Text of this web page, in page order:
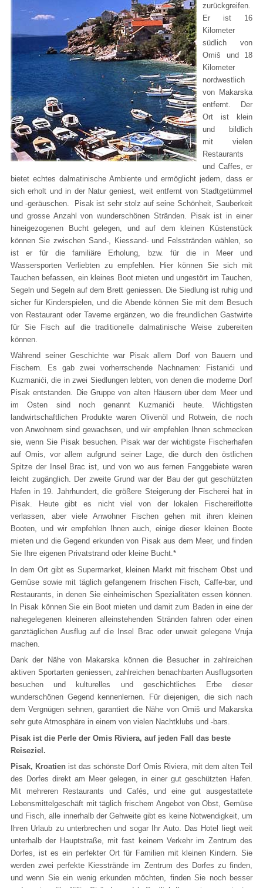
zurückgreifen.
Er ist 16
Kilometer
südlich von
Omiš und 18
Kilometer
nordwestlich
von Makarska
entfernt. Der
Ort ist klein
und bildlich
mit vielen
Restaurants
und Caffes, er
bietet echtes dalmatinische Ambiente und ermöglicht jedem, dass er
sich erholt und in der Natur geniest, weit entfernt von Stadtgetümmel
und -geräuschen. Pisak ist sehr stolz auf seine Schönheit, Sauberkeit
und grosse Anzahl von wunderschönen Stränden. Pisak ist in einer
hineigezogenen Bucht gelegen, und auf dem kleinen Küstenstück
können Sie zwischen Sand-, Kiessand- und Felsstränden wählen, so
ist er für die familiäre Erholung, bzw. für die in Meer und
Wassersporten Verliebten zu empfehlen. Hier können Sie sich mit
Tauchen befassen, ein kleines Boot mieten und ungestört im Tauchen,
Segeln und Segeln auf dem Brett geniessen. Die Siedlung ist ruhig und
sicher für Kinderspielen, und die Abende können Sie mit dem Besuch
von Restaurant oder Taverne ergänzen, wo die freundlichen Gastwirte
für Sie Fisch auf die traditionelle dalmatinische Weise zubereiten
können.
Während seiner Geschichte war Pisak allem Dorf von Bauern und
Fischern. Es gab zwei vorherrschende Nachnamen: Fistanići und
Kuzmanići, die in zwei Siedlungen lebten, von denen die moderne Dorf
Pisak entstanden. Die Gruppe von alten Häusern über dem Meer und
im Osten sind noch genannt Kuzmanići heute. Wichtigsten
landwirtschaftlichen Produkte waren Olivenöl und Rotwein, die noch
von Anwohnern sind gewachsen, und wir empfehlen Ihnen schmecken
sie, wenn Sie Pisak besuchen. Pisak war der wichtigste Fischerhafen
auf Omis, vor allem aufgrund seiner Lage, die durch den östlichen
Spitze der Insel Brac ist, und von wo aus fernen Fanggebiete waren
leicht zugänglich. Der zweite Grund war der Bau der gut geschützten
Hafen in 19. Jahrhundert, die größere Steigerung der Fischerei hat in
Pisak. Heute gibt es nicht viel von der lokalen Fischereiflotte
verlassen, aber viele Anwohner Fischen gehen mit ihren kleinen
Booten, und wir empfehlen Ihnen auch, einige dieser kleinen Boote
mieten und die Gegend erkunden von Pisak aus dem Meer, und finden
Sie Ihre eigenen Privatstrand oder kleine Bucht.*
In dem Ort gibt es Supermarket, kleinen Markt mit frischem Obst und
Gemüse sowie mit täglich gefangenem frischen Fisch, Caffe-bar, und
Restaurants, in denen Sie einheimischen Spezialitäten essen können.
In Pisak können Sie ein Boot mieten und damit zum Baden in eine der
nahegelegenen kleineren alleinstehenden Stränden fahren oder einen
ganztäglichen Ausflug auf die Insel Brac oder unweit gelegene Vruja
machen.
Dank der Nähe von Makarska können die Besucher in zahlreichen
aktiven Sportarten geniessen, zahlreichen benachbarten Ausflugsorten
besuchen und kulturelles und geschichtliches Erbe dieser
wunderschönen Gegend kennenlernen. Für diejenigen, die sich nach
dem Vergnügen sehnen, garantiert die Nähe von Omiš und Makarska
sehr gute Atmosphäre in einem von vielen Nachtklubs und -bars.
Pisak ist die Perle der Omis Riviera, auf jeden Fall das beste
Reiseziel.
Pisak, Kroatien ist das schönste Dorf Omis Riviera, mit dem alten Teil
des Dorfes direkt am Meer gelegen, in einer gut geschützten Hafen.
Mit mehreren Restaurants und Cafés, und eine gut ausgestattete
Lebensmittelgeschäft mit täglich frischem Angebot von Obst, Gemüse
und Fisch, alle innerhalb der Gehweite gibt es keine Notwendigkeit, um
Ihren Urlaub zu unterbrechen und sogar Ihr Auto. Das Hotel liegt weit
unterhalb der Hauptstraße, mit fast keinem Verkehr im Zentrum des
Dorfes, ist es ein perfekter Ort für Familien mit kleinen Kindern. Sie
werden zwei perfekte Kiesstrände im Zentrum des Dorfes zu finden,
und wenn Sie ein wenig erkunden möchten, finden Sie noch besser